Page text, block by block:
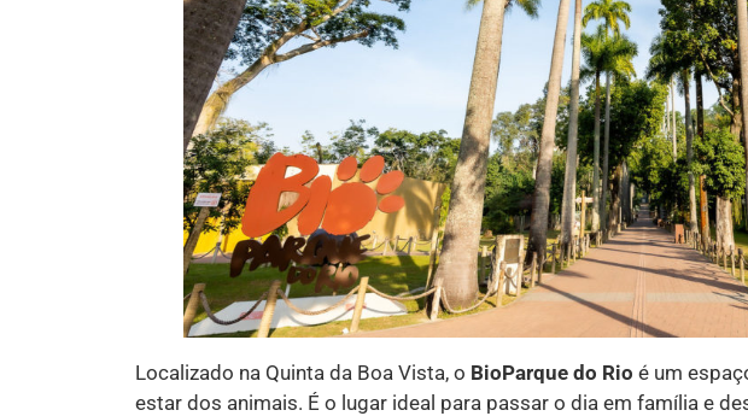
Localizado na Quinta da Boa Vista, o BioParque do Rio é um
estar dos animais. É o lugar ideal para passar o dia em família e